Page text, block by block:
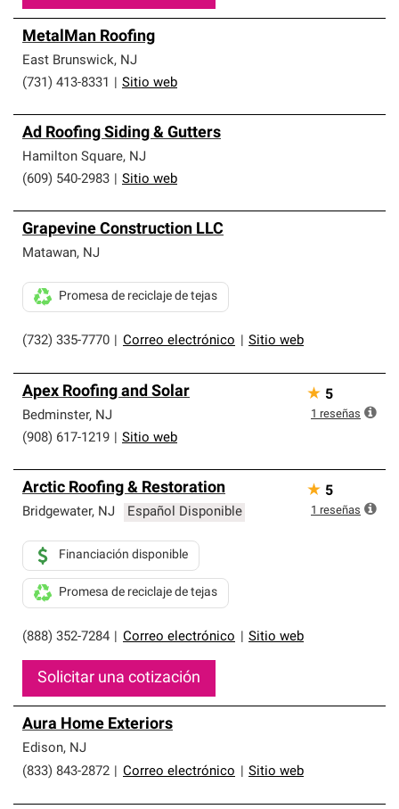
MetalMan Roofing
East Brunswick, NJ
(731) 413-8331
Sitio web
Ad Roofing Siding & Gutters
Hamilton Square, NJ
(609) 540-2983
Sitio web
Grapevine Construction LLC
Matawan, NJ
(732) 335-7770 Correo electrónico Sitio web
Promesa de reciclaje de tejas
Apex Roofing and Solar
Bedminster, NJ
(908) 617-1219
Sitio web
★ 5
1 reseñas
Arctic Roofing & Restoration
Bridgewater, NJ Español Disponible
(888) 352-7284 Correo electrónico Sitio web
Financiación disponible
Promesa de reciclaje de tejas
Solicitar una cotización
★ 5
1 reseñas
Aura Home Exteriors
Edison, NJ
(833) 843-2872
Correo electrónico Sitio web